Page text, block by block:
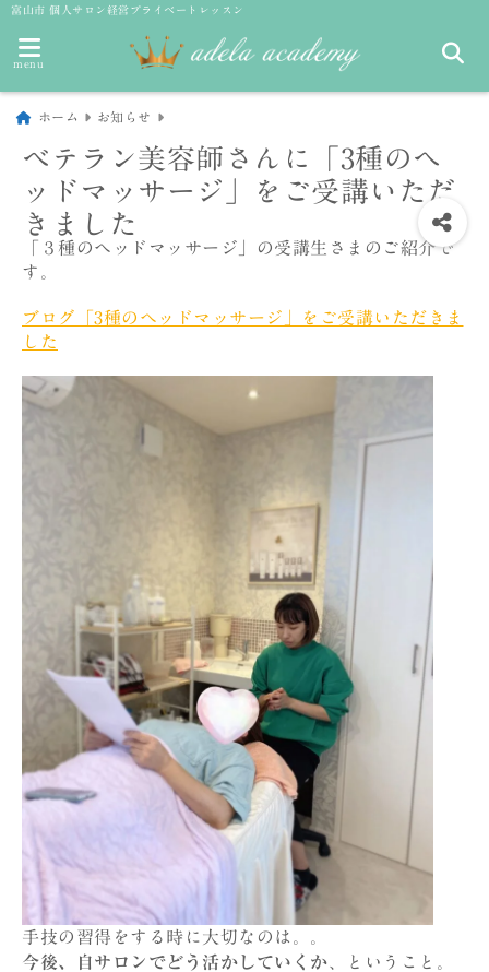
富山市 個人サロン経営プライベートレッスン
menu
ホーム お知らせ
ベテラン美容師さんに「3種のヘ
ッドマッサージ」をご受講いただ
きました
「３種のヘッドマッサージ」の受講生さまのご紹介で
す。
ブログ「3種のヘッドマッサージ」をご受講いただきま
した
手技の習得をする時に大切なのは。。
今後、自サロンでどう活かしていくか 、ということ。